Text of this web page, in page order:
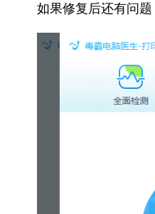
如果修复后还有问